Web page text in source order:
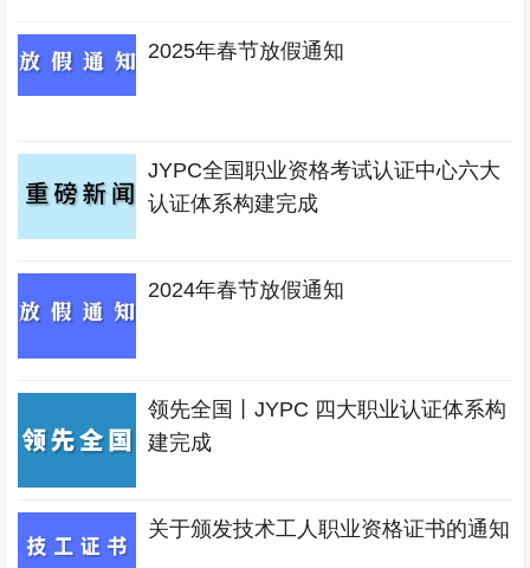
2025年春节放假通知
JYPC全国职业资格考试认证中心六大
认证体系构建完成
2024年春节放假通知
领先全国丨JYPC 四大职业认证体系构
建完成
关于颁发技术工人职业资格证书的通知